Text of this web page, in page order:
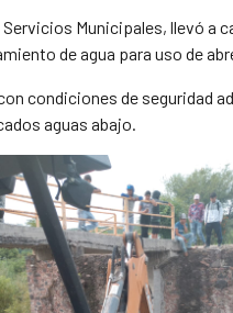
Municipales, llevó
de agua para uso de
condiciones de
aguas abajo.